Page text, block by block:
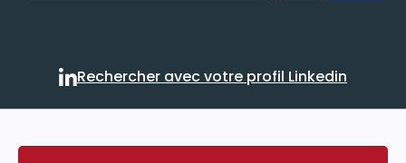
Rechercher avec votre
Rechercher avec votre profil Linkedin